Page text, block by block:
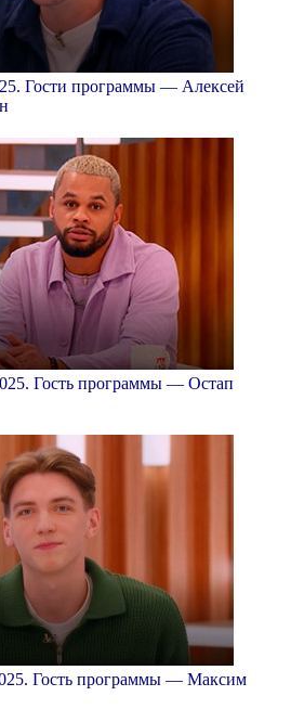
Гости программы — Алексей
Гость программы — Остап
Гость программы — Максим